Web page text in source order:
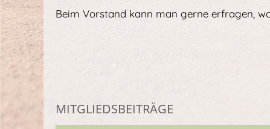
Beim Vorstand kann man gerne erfragen,
MITGLIEDSBEITRÄGE